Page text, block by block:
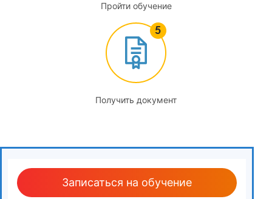
3.2
Административно-правовой механизм противодействия
коррупции в профессиональной деятельности отдельных
категорий лиц. Сущность и содержание публичного
статуса. Содержание и нормативное правовое
обязанностей, установленных в целях противодействия
3.3
стандарты. Администрирование запретов, ограничений,
требований и обязанностей, установленных в целях
Пройти обучение
Получить документ
Записаться на обучение